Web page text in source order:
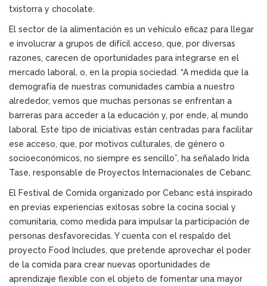
txistorra y chocolate.
El sector de la alimentación es un vehículo eficaz para llegar
e involucrar a grupos de difícil acceso, que, por diversas
razones, carecen de oportunidades para integrarse en el
mercado laboral, o, en la propia sociedad. “A medida que la
demografía de nuestras comunidades cambia a nuestro
alrededor, vemos que muchas personas se enfrentan a
barreras para acceder a la educación y, por ende, al mundo
laboral. Este tipo de iniciativas están centradas para facilitar
ese acceso, que, por motivos culturales, de género o
socioeconómicos, no siempre es sencillo”, ha señalado Irida
Tase, responsable de Proyectos Internacionales de Cebanc.
El Festival de Comida organizado por Cebanc está inspirado
en previas experiencias exitosas sobre la cocina social y
comunitaria, como medida para impulsar la participación de
personas desfavorecidas. Y cuenta con el respaldo del
proyecto Food Includes, que pretende aprovechar el poder
de la comida para crear nuevas oportunidades de
aprendizaje flexible con el objeto de fomentar una mayor